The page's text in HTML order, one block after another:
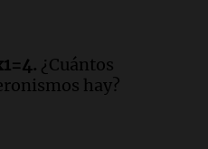
¿Cuántos
hay?